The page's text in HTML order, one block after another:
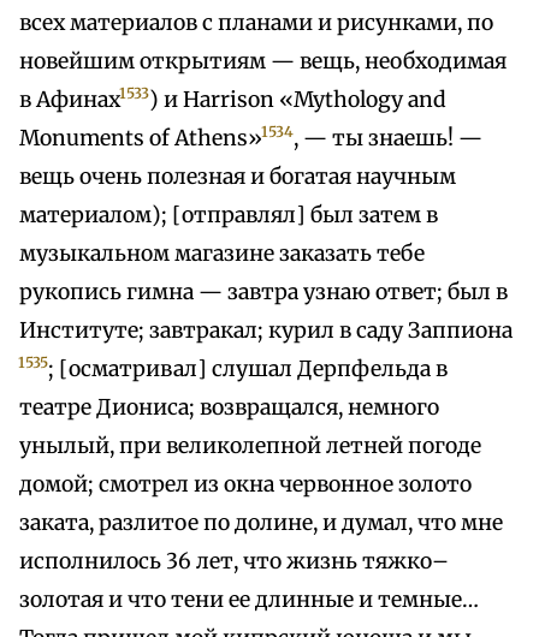
всех материалов с планами и рисунками, по
новейшим открытиям — вещь, необходимая
в Афинах1533) и Harrison «Mythology and
Monuments of Athens»1534, — ты знаешь! —
вещь очень полезная и богатая научным
материалом); [отправлял] был затем в
музыкальном магазине заказать тебе
рукопись гимна — завтра узнаю ответ; был в
Институте; завтракал; курил в саду Заппиона
1535; [осматривал] слушал Дерпфельда в
театре Диониса; возвращался, немного
унылый, при великолепной летней погоде
домой; смотрел из окна червонное золото
заката, разлитое по долине, и думал, что мне
исполнилось 36 лет, что жизнь тяжко–
золотая и что тени ее длинные и темные…